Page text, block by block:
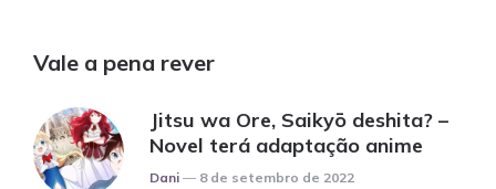
Vale a pena rever
Jitsu wa Ore, Saikyō deshita? –
Novel terá adaptação anime
Posted
Dani 8 de setembro de 2022